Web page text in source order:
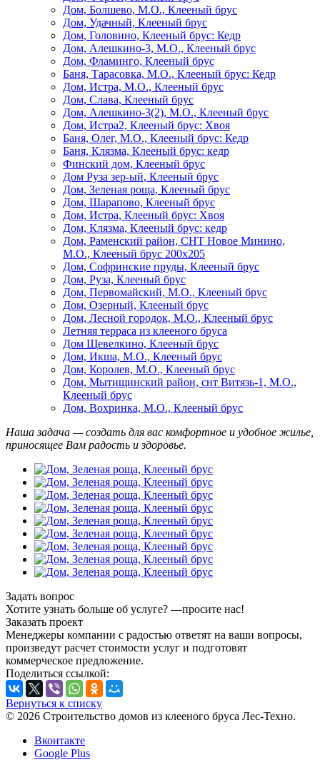
Дом, Болшево, М.О., Клееный брус
Дом, Удачный, Клееный брус
Дом, Головино, Клееный брус: Кедр
Дом, Алешкино-3, М.О., Клееный брус
Дом, Фламинго, Клееный брус
Баня, Тарасовка, М.О., Клееный брус: Кедр
Дом, Истра, М.О., Клееный брус
Дом, Слава, Клееный брус
Дом, Алешкино-3(2), М.О., Клееный брус
Дом, Истра2, Клееный брус: Хвоя
Баня, Олег, М.О., Клееный брус: Кедр
Баня, Клязма, Клееный брус: кедр
Финский дом, Клееный брус
Дом Руза зер-ый, Клееный брус
Дом, Зеленая роща, Клееный брус
Дом, Шарапово, Клееный брус
Дом, Истра, Клееный брус: Хвоя
Дом, Клязма, Клееный брус: кедр
Дом, Раменский район, СНТ Новое Минино,
М.О., Клееный брус 200х205
Дом, Софринские пруды, Клееный брус
Дом, Руза, Клееный брус
Дом, Первомайский, М.О., Клееный брус
Дом, Озерный, Клееный брус
Дом, Лесной городок, М.О., Клееный брус
Летняя терраса из клееного бруса
Дом Щевелкино, Клееный брус
Дом, Икша, М.О., Клееный брус
Дом, Королев, М.О., Клееный брус
Дом, Мытищинский район, снт Витязь-1, М.О.,
Клееный брус
Дом, Вохринка, М.О., Клееный брус
Наша задача — создать для вас комфортное и удобное жилье,
приносящее Вам радость и здоровье.
Задать вопрос
Хотите узнать больше об услуге? —просите нас!
Заказать проект
Менеджеры компании с радостью ответят на ваши вопросы,
произведут расчет стоимости услуг и подготовят
коммерческое предложение.
Поделиться ссылкой:
Вернуться к списку
© 2026 Строительство домов из клееного бруса Лес-Техно.
Вконтакте
Google Plus